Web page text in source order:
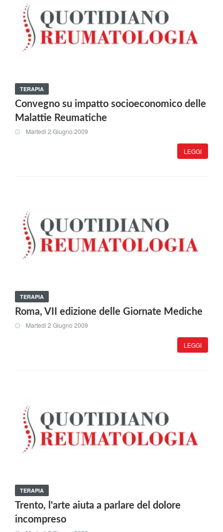
TERAPIA
Convegno su impatto socioeconomico delle
Malattie Reumatiche
Martedi 2 Giugno 2009
LEGGI
TERAPIA
Roma, VII edizione delle Giornate Mediche
Martedi 2 Giugno 2009
LEGGI
TERAPIA
Trento, l'arte aiuta a parlare del dolore
incompreso